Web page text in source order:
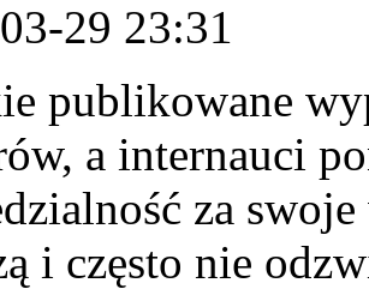
29 23:31
publikowane
a internauci
za
i często nie